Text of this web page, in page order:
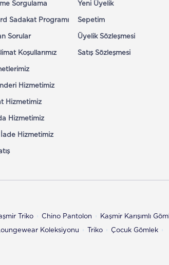
Sorgulama
Sadakat Programı
Sorular
Koşullarımız
Hizmetimiz
Hizmetimiz
Hizmetimiz
Hizmetimiz
Yeni Üyelik
Sepetim
Üyelik Sözleşmesi
Satış Sözleşmesi
Triko Chino Pantolon Kaşmir Karışımlı
Koleksiyonu Triko Çocuk Gömlek